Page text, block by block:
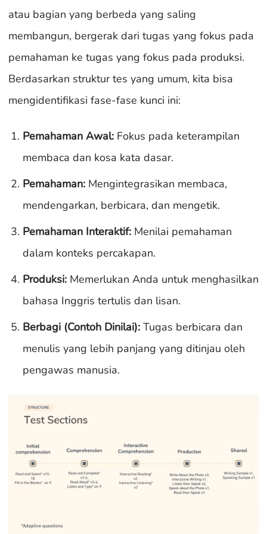
atau bagian yang berbeda yang saling
membangun, bergerak dari tugas yang fokus pada
pemahaman ke tugas yang fokus pada produksi.
Berdasarkan struktur tes yang umum, kita bisa
mengidentifikasi fase-fase kunci ini:
Pemahaman Awal: Fokus pada keterampilan
membaca dan kosa kata dasar.
Pemahaman: Mengintegrasikan membaca,
mendengarkan, berbicara, dan mengetik.
Pemahaman Interaktif: Menilai pemahaman
dalam konteks percakapan.
Produksi: Memerlukan Anda untuk menghasilkan
bahasa Inggris tertulis dan lisan.
Berbagi (Contoh Dinilai): Tugas berbicara dan
menulis yang lebih panjang yang ditinjau oleh
pengawas manusia.